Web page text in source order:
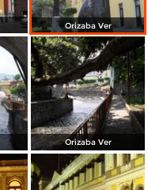
Orizaba Ver
Orizaba Ver